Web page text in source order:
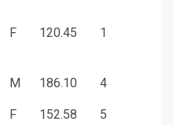
F 120.45 1
M 186.10 4
F 152.58 5